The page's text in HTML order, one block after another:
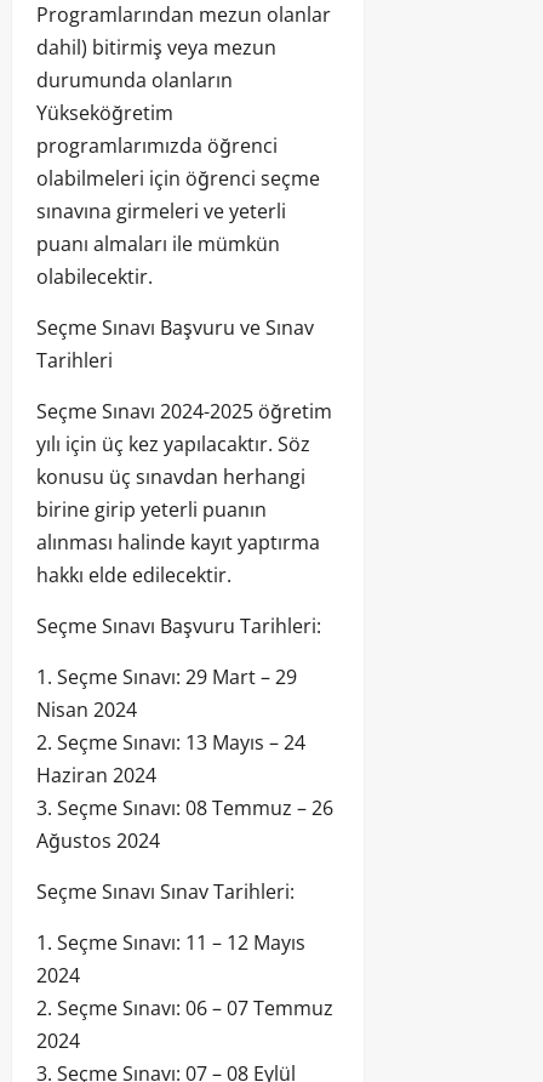
Programlarından mezun olanlar
dahil) bitirmiş veya mezun
durumunda olanların
Yükseköğretim
programlarımızda öğrenci
olabilmeleri için öğrenci seçme
sınavına girmeleri ve yeterli
puanı almaları ile mümkün
olabilecektir.
Seçme Sınavı Başvuru ve Sınav
Tarihleri
Seçme Sınavı 2024-2025 öğretim
yılı için üç kez yapılacaktır. Söz
konusu üç sınavdan herhangi
birine girip yeterli puanın
alınması halinde kayıt yaptırma
hakkı elde edilecektir.
Seçme Sınavı Başvuru Tarihleri:
1. Seçme Sınavı: 29 Mart – 29
Nisan 2024
2. Seçme Sınavı: 13 Mayıs – 24
Haziran 2024
3. Seçme Sınavı: 08 Temmuz – 26
Ağustos 2024
Seçme Sınavı Sınav Tarihleri:
1. Seçme Sınavı: 11 – 12 Mayıs
2024
2. Seçme Sınavı: 06 – 07 Temmuz
2024
3. Seçme Sınavı: 07 – 08 Eylül